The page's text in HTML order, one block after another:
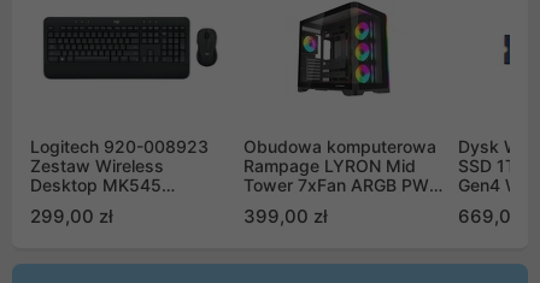
Logitech 920-008923
Zestaw Wireless
Desktop MK545
299,00 zł
Obudowa komputerowa
Rampage LYRON Mid
Tower 7xFan ARGB PWM
399,00 zł
Dysk WD
SSD 1TB
Gen4
669,00